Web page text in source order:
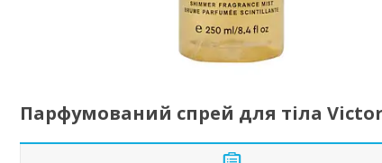
Парфумований спрей для тіла